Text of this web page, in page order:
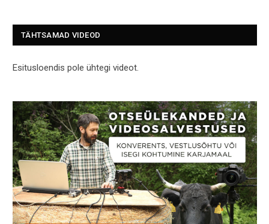
TÄHTSAMAD VIDEOD
Esitusloendis pole ühtegi videot.